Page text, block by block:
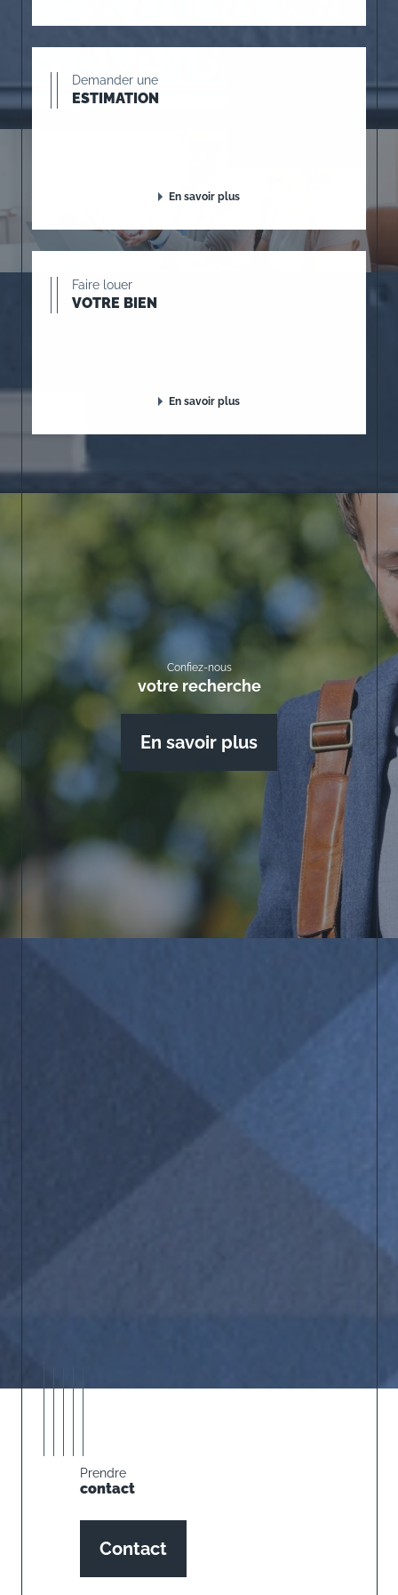
Demander une
ESTIMATION
En savoir plus
Faire louer
VOTRE BIEN
En savoir plus
Confiez-nous
votre recherche
En savoir plus
Prendre
contact
Contact